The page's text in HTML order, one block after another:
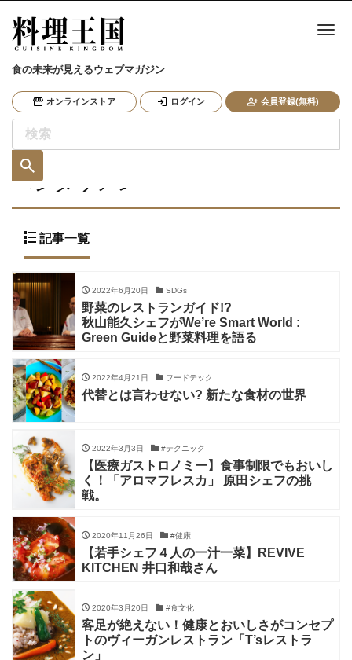
食の未来が見えるウェブマガジン
オンラインストア ログイン 会員登録(無料)
ナ
ベジタリアン
記事一覧
2022年6月20日 SDGs
野菜のレストランガイド!?
秋山能久シェフがWe’re Smart World :
Green Guideと野菜料理を語る
2022年4月21日 フードテック
代替とは言わせない? 新たな食材の世界
2022年3月3日 #テクニック
【医療ガストロノミー】食事制限でもおいし
く！「アロマフレスカ」 原田シェフの挑
戦。
2020年11月26日 #健康
【若手シェフ４人の一汁一菜】REVIVE
KITCHEN 井口和哉さん
2020年3月20日 #食文化
客足が絶えない！健康とおいしさがコンセプ
トのヴィーガンレストラン「T’sレストラ
ン」